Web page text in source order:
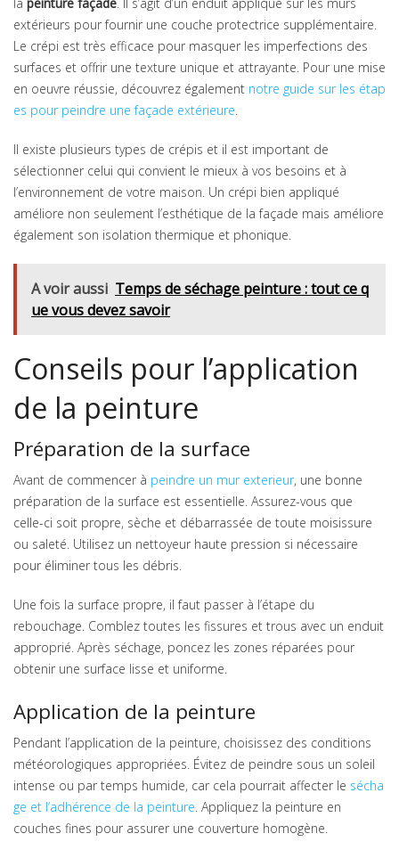
extérieurs pour fournir une couche protectrice supplémentaire.
Le crépi est très efficace pour masquer les imperfections des
surfaces et offrir une texture unique et attrayante. Pour une mise
en oeuvre réussie, découvrez également notre guide sur les étap
es pour peindre une façade extérieure.
Il existe plusieurs types de crépis et il est important de
sélectionner celui qui convient le mieux à vos besoins et à
l’environnement de votre maison. Un crépi bien appliqué
améliore non seulement l’esthétique de la façade mais améliore
également son isolation thermique et phonique.
A voir aussi Temps de séchage peinture : tout ce q
ue vous devez savoir
Conseils pour l’application
de la peinture
Préparation de la surface
Avant de commencer à peindre un mur exterieur, une bonne
préparation de la surface est essentielle. Assurez-vous que
celle-ci soit propre, sèche et débarrassée de toute moisissure
ou saleté. Utilisez un nettoyeur haute pression si nécessaire
pour éliminer tous les débris.
Une fois la surface propre, il faut passer à l’étape du
rebouchage. Comblez toutes les fissures et trous avec un enduit
approprié. Après séchage, poncez les zones réparées pour
obtenir une surface lisse et uniforme.
Application de la peinture
Pendant l’application de la peinture, choisissez des conditions
météorologiques appropriées. Évitez de peindre sous un soleil
intense ou par temps humide, car cela pourrait affecter le sécha
ge et l’adhérence de la peinture. Appliquez la peinture en
couches fines pour assurer une couverture homogène.